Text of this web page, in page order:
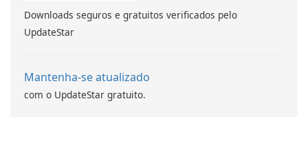
Downloads seguros e gratuitos verificados pelo
UpdateStar
Mantenha-se atualizado
com o UpdateStar gratuito.